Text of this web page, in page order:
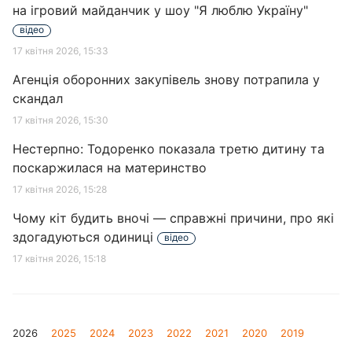
на ігровий майданчик у шоу "Я люблю Україну"
відео
17 квітня 2026, 15:33
Агенція оборонних закупівель знову потрапила у
скандал
17 квітня 2026, 15:30
Нестерпно: Тодоренко показала третю дитину та
поскаржилася на материнство
17 квітня 2026, 15:28
Чому кіт будить вночі — справжні причини, про які
здогадуються одиниці
відео
17 квітня 2026, 15:18
2026 2025 2024 2023 2022 2021 2020
2019